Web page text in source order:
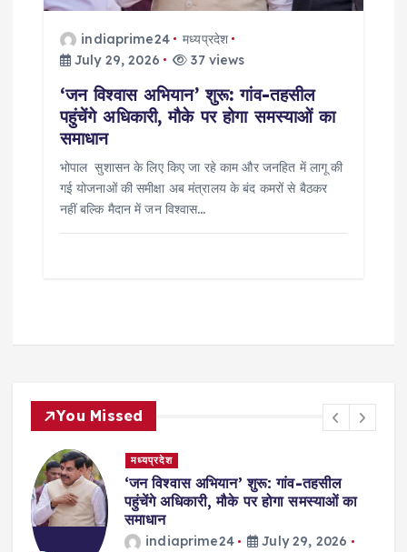
indiaprime24
मध्यप्रदेश
July 29, 2026
37 views
‘जन विश्वास अभियान’ शुरू: गांव-तहसील
पहुंचेंगे अधिकारी, मौके पर होगा समस्याओं का
समाधान
भोपाल सुशासन के लिए किए जा रहे काम और जनहित में लागू की
गई योजनाओं की समीक्षा अब मंत्रालय के बंद कमरों से बैठकर
नहीं बल्कि मैदान में जन विश्वास…
You Missed
मध्यप्रदेश
‘जन विश्वास अभियान’ शुरू: गांव-तहसील
पहुंचेंगे अधिकारी, मौके पर होगा समस्याओं का
समाधान
indiaprime24
July 29, 2026